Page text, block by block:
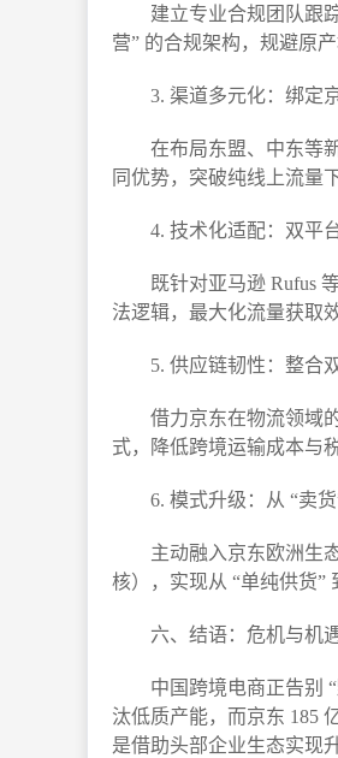
建立专业合规团队跟
营” 的合规架构，规避原
3. 渠道多元化：绑定
在布局东盟、中东等
同优势，突破纯线上流量
4. 技术化适配：双平
既针对亚马逊 Rufus
法逻辑，最大化流量获取
5. 供应链韧性：整合
借力京东在物流领域
式，降低跨境运输成本与
6. 模式升级：从 “卖
主动融入京东欧洲生
核），实现从 “单纯供货”
六、结语：危机与机
中国跨境电商正告别
汰低质产能，而京东 185
是借助头部企业生态实现